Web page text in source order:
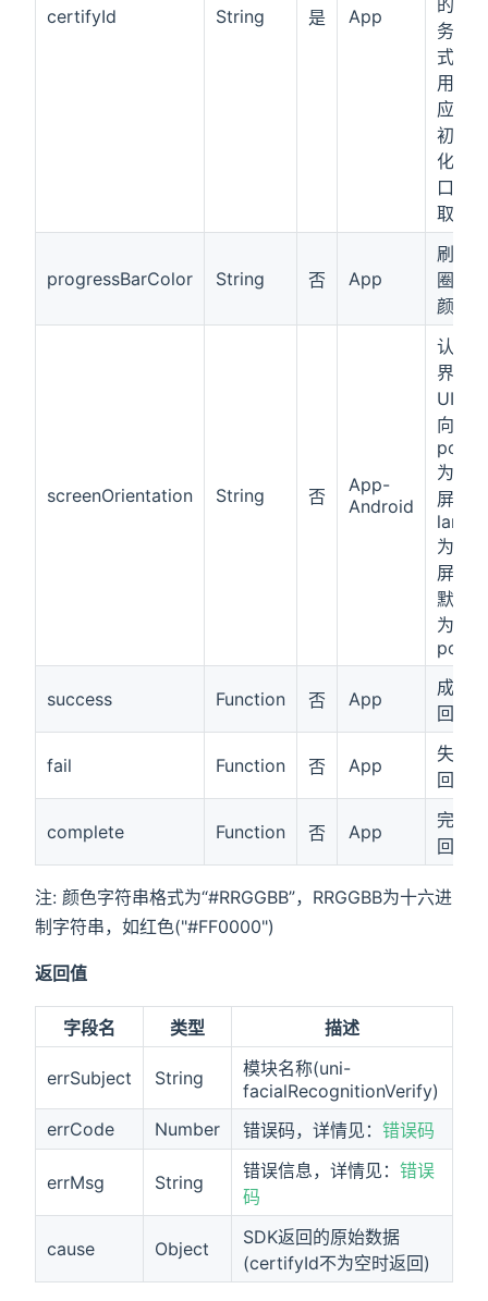
certifyId String 是 App
务模
式调
用对
应的
初始
化接
口获
取
progressBarColor String 否 App
刷脸
圈的
颜色
screenOrientation String 否
App-
Android
认证
界面
UI朝
向。
port
为竖
屏，
land
为横
屏，
默认
为
port
success Function 否 App
成功
回调
fail Function 否 App
失败
回调
complete Function 否 App
完成
回调
注: 颜色字符串格式为“#RRGGBB”，RRGGBB为十六进
制字符串，如红色("#FF0000")
返回值
字段名 类型 描述
errSubject String
模块名称(uni-
facialRecognitionVerify)
errCode
Number 错误码，详情见： 错误码
errMsg String
错误信息，详情见： 错误
码
cause Object
SDK返回的原始数据
(certifyId不为空时返回)